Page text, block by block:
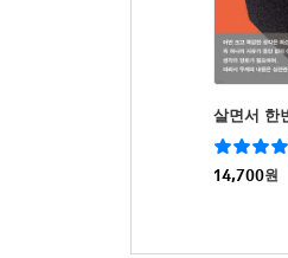
살면서 한
14,700원